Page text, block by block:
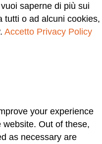
saperne di più sui
tutti o ad alcuni cookies,
Accetto Privacy Policy
your experience
Out of these,
as necessary are